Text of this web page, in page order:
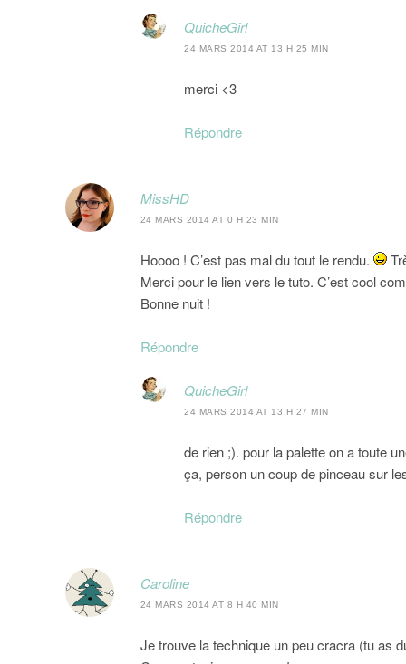
QuicheGirl
24 MARS 2014 AT 13 H 25 MIN
merci <3
Répondre
MissHD
24 MARS 2014 AT 0 H 23 MIN
Hoooo ! C’est pas mal du tout le rendu.
Merci pour le lien vers le tuto. C’est cool
Bonne nuit !
Répondre
QuicheGirl
24 MARS 2014 AT 13 H 27 MIN
de rien ;). pour la palette on a toute
ça, person un coup de pinceau sur
Répondre
Caroline
24 MARS 2014 AT 8 H 40 MIN
Je trouve la technique un peu cracra (tu as